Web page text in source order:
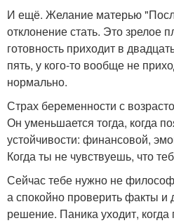
И ещё. Желание матерью
отклонение стать. Это зрелое
готовность приходит в
пять, у кого-то вообще не
нормально.
Страх беременности с
Он уменьшается тогда, когда
устойчивости: финансовой,
Когда ты не чувствуешь, что
Сейчас тебе нужно не
а спокойно проверить факты и
решение. Паника уходит, когда